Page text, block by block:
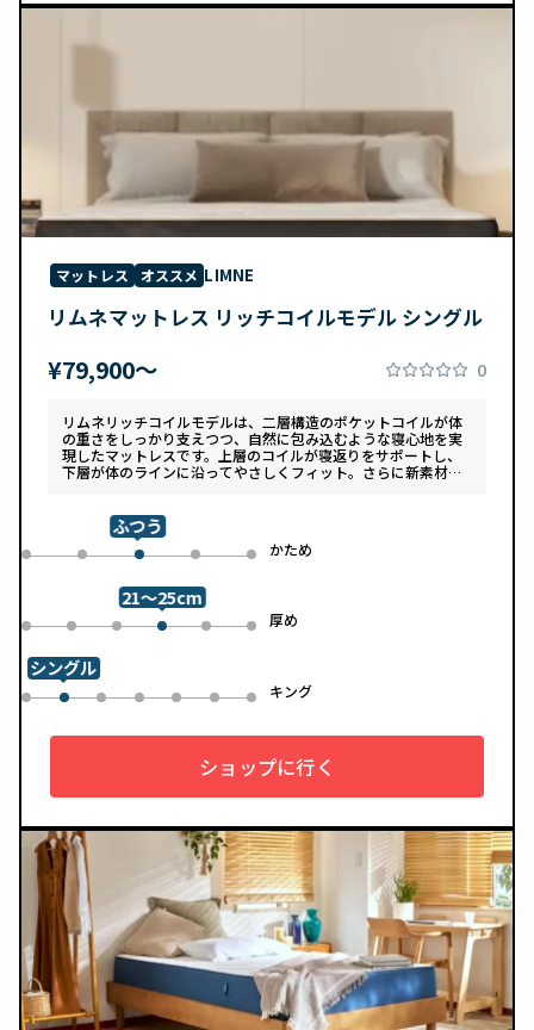
マットレス オススメ LIMNE
リムネマットレス リッチコイルモデル シングル
¥79,900〜 0
リムネリッチコイルモデルは、二層構造のポケットコイルが体
の重さをしっかり支えつつ、自然に包み込むような寝心地を実
現したマットレスです。上層のコイルが寝返りをサポートし、
下層が体のラインに沿ってやさしくフィット。さらに新素材
ンで、カバーは自宅で洗濯可能。清潔さと快適さの両方を追求
した一枚です。
0 1 2
ふつう
3 かため
4
0 1 2 3
21～25cm
4 厚め
5
0 1
シングル
2 3 4 5 キング
6
ショップに行く